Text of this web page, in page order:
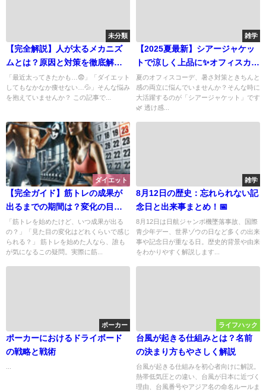
未分類
【完全解説】人が太るメカニズ
ムとは？原因と対策を徹底解
説！🧐✨
「最近太ってきたかも…😨」「ダイエット
してもなかなか痩せない…💦」そんな悩み
を抱えていませんか？ この記事で...
雑学
【2025夏最新】シアージャケッ
トで涼しく上品に✨オフィスカジ
ュアルの新定番とは？
夏のオフィスコーデ、暑さ対策ときちんと
感の両立に悩んでいませんか？そんな時に
大活躍するのが「シアージャケット」です
🌿 透け感...
ダイエット
【完全ガイド】筋トレの成果が
出るまでの期間は？変化の目安
を徹底解説💪✨
「筋トレを始めたけど、いつ成果が出る
の？」「見た目の変化はどれくらいで感じ
られる？」 筋トレを始めた人なら、誰も
が気になるこの疑問。実際に筋...
雑学
8月12日の歴史：忘れられない記
念日と出来事まとめ！📅
8月12日は日航ジャンボ機墜落事故、国際
青少年デー、世界ゾウの日など多くの出来
事や記念日が重なる日。歴史的背景や由来
をわかりやすく解説します...
ポーカー
ポーカーにおけるドライボード
の戦略と戦術
ライフハック
台風が起きる仕組みとは？名前
の決まり方もやさしく解説
台風が起きる仕組みを初心者向けに解説。
熱帯低気圧との違い、台風が日本に近づく
理由、台風番号やアジア名の命名ルールま